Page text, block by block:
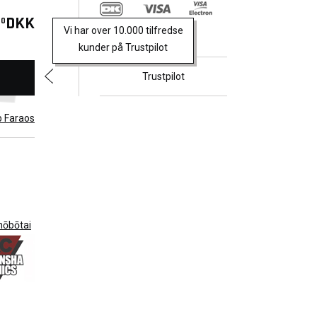
få
i
DKK
Vi har over 10.000 tilfredse
kunder på Trustpilot
Faraos
Trustpilot